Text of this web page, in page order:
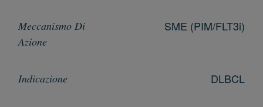
SME (PIM/FLT3i)
DLBCL